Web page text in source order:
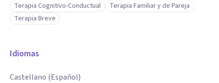
Terapia Cognitivo-Conductual
Terapia Familiar y de Pareja
Terapia Breve
Idiomas
Castellano (Español)